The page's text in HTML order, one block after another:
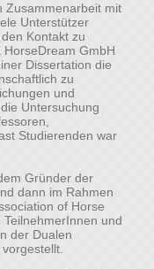
Zusammenarbeit mit
Unterstützer
Kontakt zu
GmbH
Dissertation die
zu
und
Untersuchung
Studierenden war
Gründer der
dann im Rahmen
of Horse
und
der Dualen